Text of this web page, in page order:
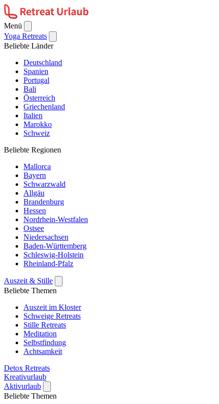
Menü
Yoga Retreats
Beliebte Länder
Deutschland
Spanien
Portugal
Bali
Österreich
Griechenland
Italien
Marokko
Schweiz
Beliebte Regionen
Mallorca
Bayern
Schwarzwald
Allgäu
Brandenburg
Hessen
Nordrhein-Westfalen
Ostsee
Niedersachsen
Baden-Württemberg
Schleswig-Holstein
Rheinland-Pfalz
Auszeit & Stille
Beliebte Themen
Auszeit im Kloster
Schweige Retreats
Stille Retreats
Meditation
Selbstfindung
Achtsamkeit
Detox Retreats
Kreativurlaub
Aktivurlaub
Beliebte Themen